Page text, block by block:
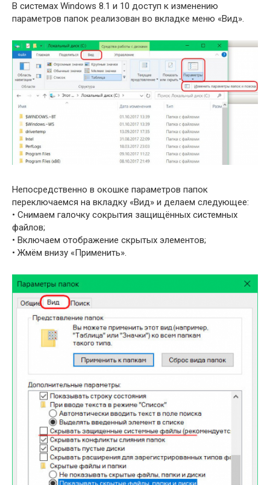
В системах Windows 8.1 и 10 доступ к изменению
параметров папок реализован во вкладке меню «Вид».
Непосредственно в окошке параметров папок
переключаемся на вкладку «Вид» и делаем следующее:
• Снимаем галочку сокрытия защищённых системных
файлов;
• Включаем отображение скрытых элементов;
• Жмём внизу «Применить».